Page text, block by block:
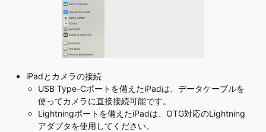
iPadとカメラの接続
USB Type-Cポートを備えたiPadは、データケーブルを
使ってカメラに直接接続可能です。
Lightningポートを備えたiPadは、OTG対応のLightning
アダプタを使用してください。